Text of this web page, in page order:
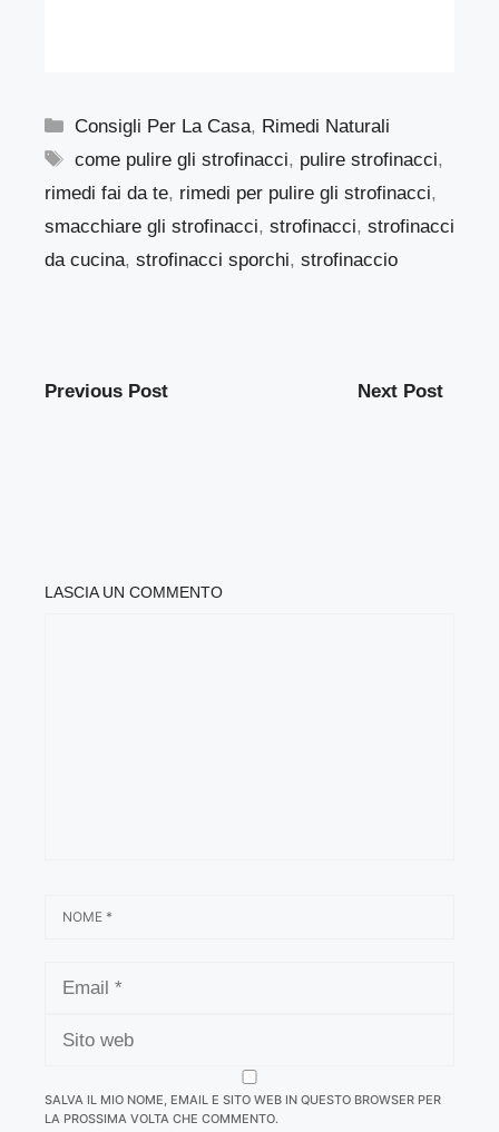
Categorie
Consigli Per La Casa, Rimedi Naturali
Tag
come pulire gli strofinacci, pulire strofinacci,
rimedi fai da te, rimedi per pulire gli strofinacci,
smacchiare gli strofinacci, strofinacci, strofinacci
da cucina, strofinacci sporchi, strofinaccio
Previous Post Next Post
LASCIA UN COMMENTO
WEB
SALVA IL MIO NOME, EMAIL E SITO WEB IN QUESTO BROWSER PER
LA PROSSIMA VOLTA CHE COMMENTO.